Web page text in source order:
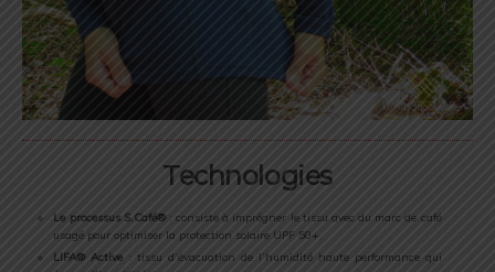
Technologies
Le processus S.Café®: consiste à imprégner le tissu avec du marc de café
usagé pour optimiser la protection solaire UPF 50+.
LIFA® Active : tissu d’évacuation de l’humidité haute performance qui